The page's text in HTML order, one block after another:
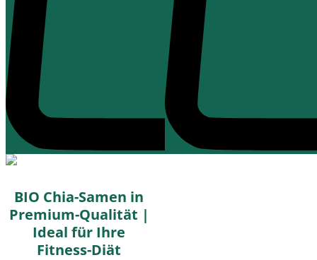
BIO Chia-Samen in
Premium-Qualität |
Ideal für Ihre
Fitness-Diät